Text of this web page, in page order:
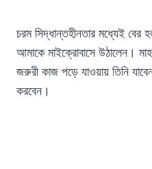
চরম সিদ্ধান্তহীনতার মধ্যেই বের
আমাকে মাইক্রোবাসে উঠালেন।
জরুরী কাজ পড়ে যাওয়ায় তিনি
করবেন।